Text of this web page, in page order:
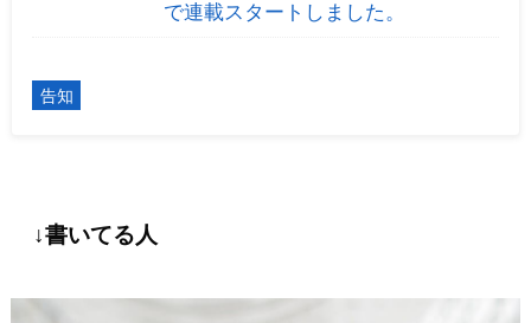
で連載スタートしました。
告知
↓書いてる人